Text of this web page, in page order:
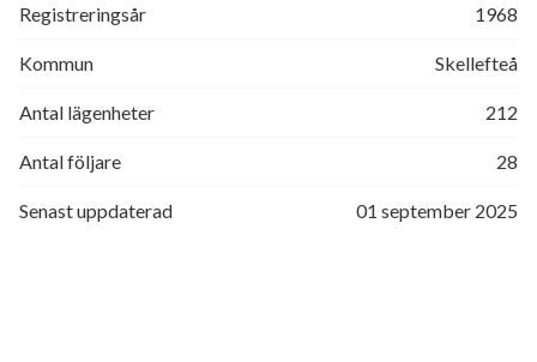
Registreringsår 1968
Kommun Skellefteå
Antal lägenheter 212
Antal följare 28
Senast uppdaterad 01 september 2025